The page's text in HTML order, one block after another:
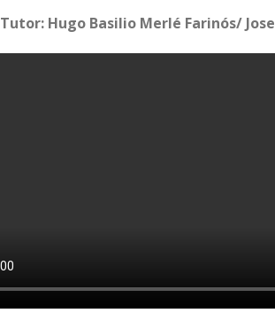
Tutor: Hugo Basilio Merlé Farinós/